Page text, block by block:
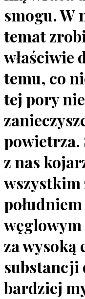
smogu. W
temat
właściwie
temu, co
tej pory
powietrza.
z nas
wszystkim
za
substancji
bardziej